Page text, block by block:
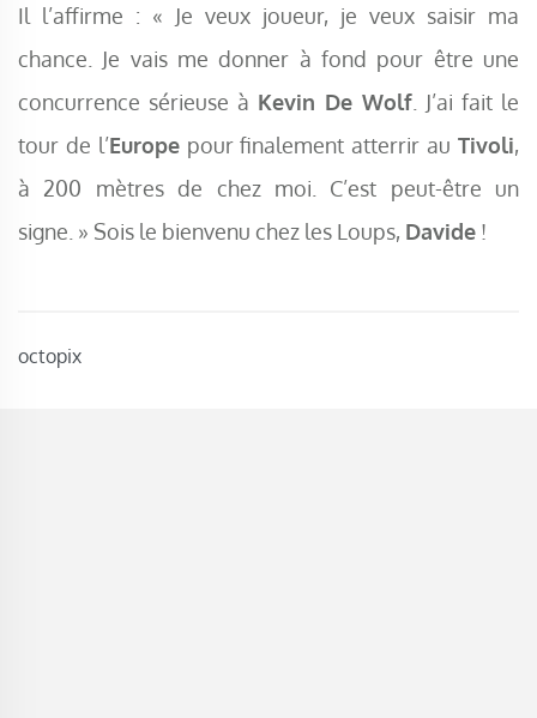
octopix
Il l’affirme : « Je veux joueur, je veux saisir ma
chance. Je vais me donner à fond pour être une
concurrence sérieuse à Kevin De Wolf . J’ai fait le
tour de l’Europepour finalement atterrir auTivoli,
à 200 mètres de chez moi. C’est peut-être un
signe. » Sois le bienvenu chez les Loups, Davide !